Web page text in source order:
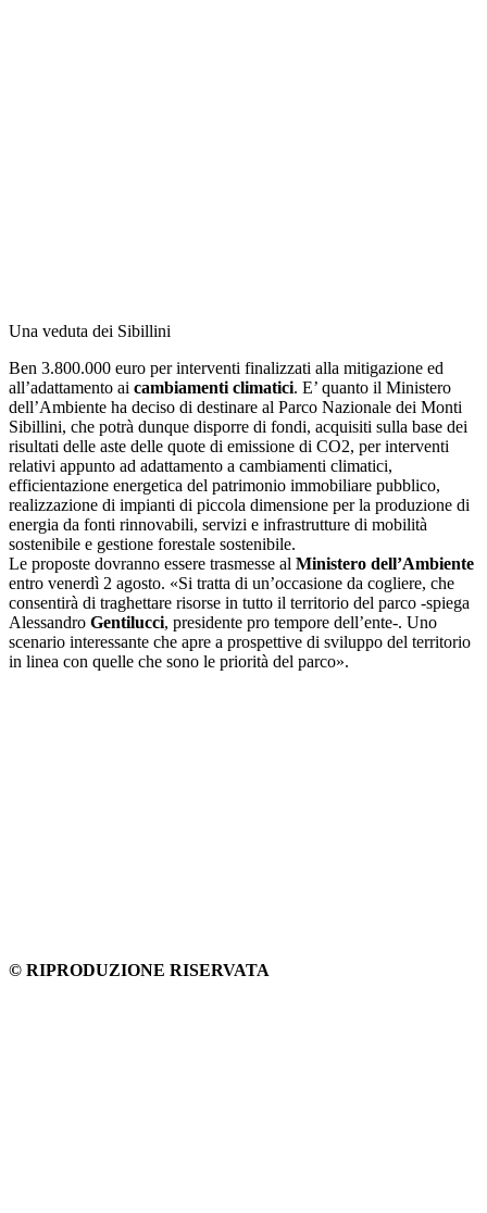
Una veduta dei Sibillini
Ben 3.800.000 euro per interventi finalizzati alla mitigazione ed
all’adattamento ai cambiamenti climatici. E’ quanto il Ministero
dell’Ambiente ha deciso di destinare al Parco Nazionale dei Monti
Sibillini, che potrà dunque disporre di fondi, acquisiti sulla base dei
risultati delle aste delle quote di emissione di CO2, per interventi
relativi appunto ad adattamento a cambiamenti climatici,
efficientazione energetica del patrimonio immobiliare pubblico,
realizzazione di impianti di piccola dimensione per la produzione di
energia da fonti rinnovabili, servizi e infrastrutture di mobilità
sostenibile e gestione forestale sostenibile.
Le proposte dovranno essere trasmesse al Ministero dell’Ambiente
entro venerdì 2 agosto. «Si tratta di un’occasione da cogliere, che
consentirà di traghettare risorse in tutto il territorio del parco -spiega
Alessandro Gentilucci, presidente pro tempore dell’ente-. Uno
scenario interessante che apre a prospettive di sviluppo del territorio
in linea con quelle che sono le priorità del parco».
© RIPRODUZIONE RISERVATA